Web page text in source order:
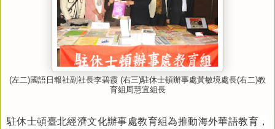
(左二)國語日報社副社長李碧霞 (右三)駐休士頓辦事處黃敏境處長(右二)教
育組周慧宜組長
駐休士頓臺北經濟文化辦事處教育組為推動海外華語教育，